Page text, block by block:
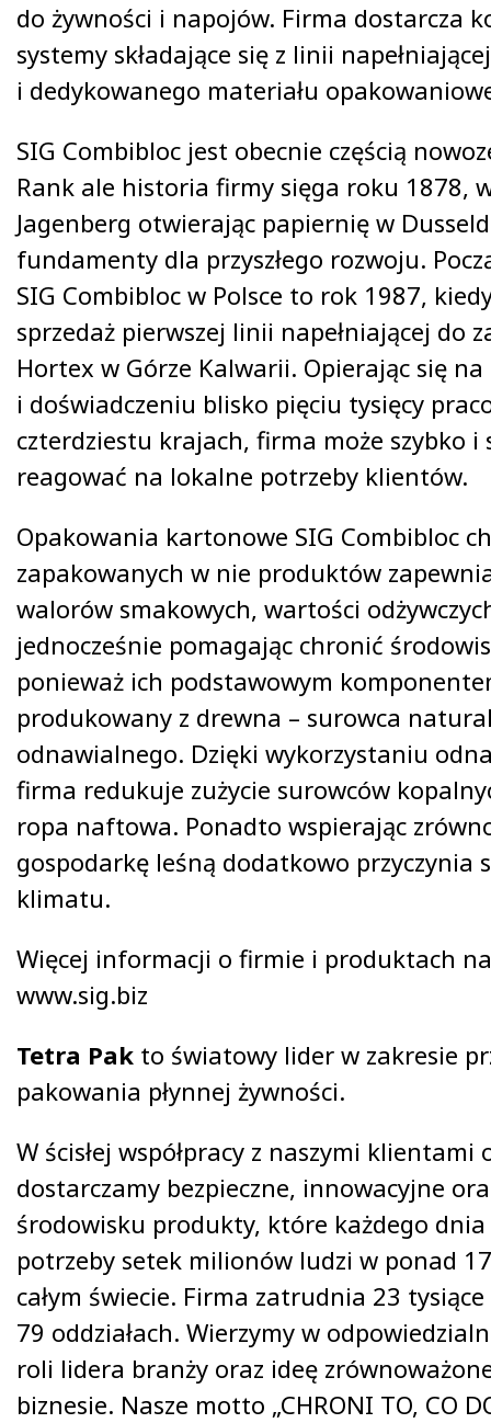
do żywności i napojów. Firma dostarcza
systemy składające się z linii
i dedykowanego materiału
SIG Combibloc jest obecnie częścią
Rank ale historia firmy sięga roku 1878,
Jagenberg otwierając papiernię w
fundamenty dla przyszłego rozwoju.
SIG Combibloc w Polsce to rok 1987,
sprzedaż pierwszej linii napełniającej do
Hortex w Górze Kalwarii. Opierając się
i doświadczeniu blisko pięciu tysięcy
czterdziestu krajach, firma może szybko i
reagować na lokalne potrzeby klientów.
Opakowania kartonowe SIG Combibloc
zapakowanych w nie produktów
walorów smakowych, wartości
jednocześnie pomagając chronić
ponieważ ich podstawowym
produkowany z drewna – surowca
odnawialnego. Dzięki wykorzystaniu
firma redukuje zużycie surowców
ropa naftowa. Ponadto wspierając
gospodarkę leśną dodatkowo przyczynia
klimatu.
Więcej informacji o firmie i produktach
www.sig.biz
Tetra Pak to światowy lider w zakresie
pakowania płynnej żywności.
W ścisłej współpracy z naszymi
dostarczamy bezpieczne, innowacyjne
środowisku produkty, które każdego
potrzeby setek milionów ludzi w ponad
całym świecie. Firma zatrudnia 23
79 oddziałach. Wierzymy w
roli lidera branży oraz ideę
biznesie. Nasze motto „CHRONI TO, CO